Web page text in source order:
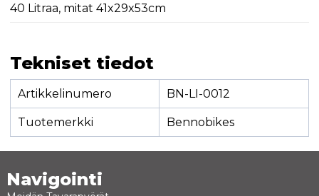
40 Litraa, mitat 41x29x53cm
Tekniset tiedot
Artikkelinumero BN-LI-0012
Tuotemerkki Bennobikes
Navigointi